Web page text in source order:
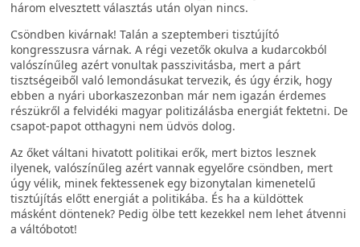
három elvesztett választás után olyan nincs.
Csöndben kivárnak! Talán a szeptemberi tisztújító
kongresszusra várnak. A régi vezetők okulva a kudarcokból
valószínűleg azért vonultak passzivitásba, mert a párt
tisztségeiből való lemondásukat tervezik, és úgy érzik, hogy
ebben a nyári uborkaszezonban már nem igazán érdemes
részükről a felvidéki magyar politizálásba energiát fektetni. De
csapot-papot otthagyni nem üdvös dolog.
Az őket váltani hivatott politikai erők, mert biztos lesznek
ilyenek, valószínűleg azért vannak egyelőre csöndben, mert
úgy vélik, minek fektessenek egy bizonytalan kimenetelű
tisztújítás előtt energiát a politikába. És ha a küldöttek
másként döntenek? Pedig ölbe tett kezekkel nem lehet átvenni
a váltóbotot!